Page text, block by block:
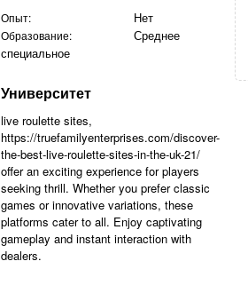
Опыт: Нет
Образование:
Среднее
специальное
Университет
live roulette sites,
https://truefamilyenterprises.com/discover-
the-best-live-roulette-sites-in-the-uk-21/
offer an exciting experience for players
seeking thrill. Whether you prefer classic
games or innovative variations, these
platforms cater to all. Enjoy captivating
gameplay and instant interaction with
dealers.